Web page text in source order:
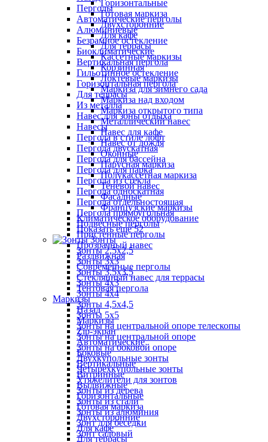
Горизонтальные
Готовая маркиза
Двухсторонние
Для кафе
Для террасы
Кассетные маркизы
Корзинная
Локтевые маркизы
Маркиза для зимнего сада
Маркиза над входом
Маркиза открытого типа
Металлический навес
Навес для кафе
Навес от дождя
Оконные
Парусная маркиза
Полукассетная маркиза
Теневой навес
Фасадные
Французские маркизы
Климатическое оборудование
Показать ещё 52
Зонты
Зонты 2,5х2,5
Зонты 3х3
Зонты 3,5х3,5
Зонты 4х3
Зонты 4х4
Зонты 4,5х4,5
Зонты 5х5
Зонты на центральной опоре телескопы
Зонты на центральной опоре
Зонты на боковой опоре
Двухкупольные зонты
Четырехкупольные зонты
Утяжелители для зонтов
Зонты из дерева
Зонты из стали
Зонты из алюминия
Зонт для беседки
Зонт садовый
Перголы
Автоматические перголы
Алюминиевые
Безрамное остекление
Биоклиматические
Вертикальная пергола
Гильотинное остекление
Горизонтальная пергола
Для террасы
Из металла
Навес для зоны отдыха
Навесы
Пергола в стиле лофт
Пергола двускатная
Пергола для бассейна
Пергола для парка
Пергола из стекла
Пергола односкатная
Пергола отдельностоящая
Пергола прямоугольная
Подвесные перголы
Пристенные перголы
Прозрачный навес
Раздвижная
Современные перголы
Стеклянный навес для террасы
Тентовая пергола
Маркизы
Назад
Маркизы
Zip-экран
Автоматические
Боковые
Вертикальные
Витринные
Выдвижные
Горизонтальные
Готовая маркиза
Двухсторонние
Для кафе
Для террасы